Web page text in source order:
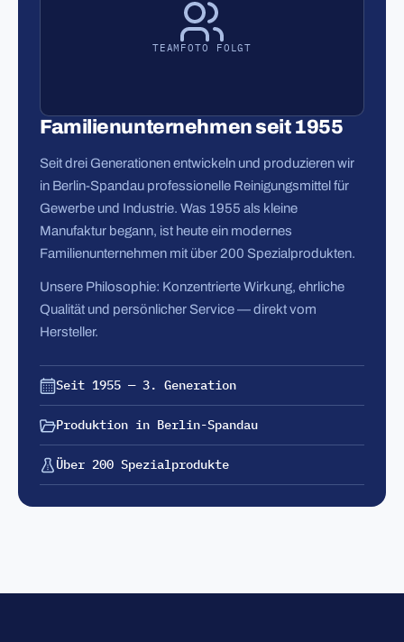
TEAMFOTO FOLGT
Familienunternehmen seit 1955
Seit drei Generationen entwickeln und produzieren wir
in Berlin-Spandau professionelle Reinigungsmittel für
Gewerbe und Industrie. Was 1955 als kleine
Manufaktur begann, ist heute ein modernes
Familienunternehmen mit über 200 Spezialprodukten.
Unsere Philosophie: Konzentrierte Wirkung, ehrliche
Qualität und persönlicher Service — direkt vom
Hersteller.
Seit 1955 — 3. Generation
Produktion in Berlin-Spandau
Über 200 Spezialprodukte